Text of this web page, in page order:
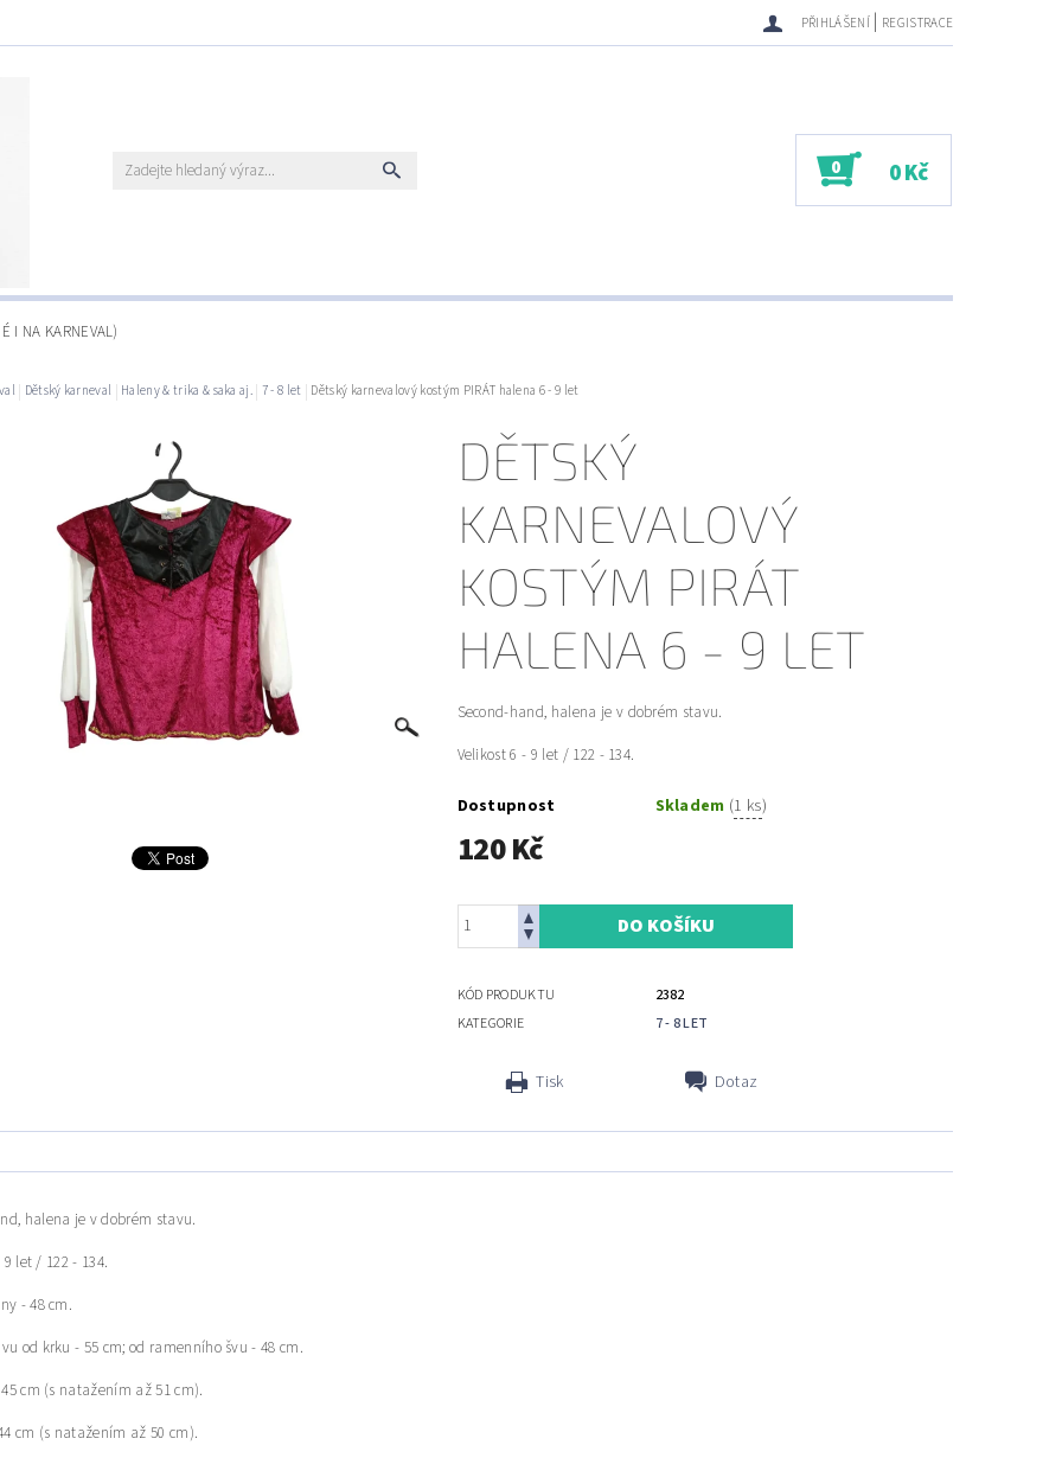
PŘIHLÁŠENÍ | REGISTRACE
0 0 Kč
I NA KARNEVAL)
Dětský karneval Haleny & trika & saka aj. 7 - 8 let Dětský karnevalový kostým PIRÁT halena 6 - 9 let
DĚTSKÝ
KARNEVALOVÝ
KOSTÝM PIRÁT
HALENA 6 - 9 LET
Second-hand, halena je v dobrém stavu.
Velikost 6 - 9 let / 122 - 134.
Dostupnost Skladem (1 ks)
120 Kč
KÓD PRODUKTU
2382
KATEGORIE
7 - 8 LET
Tisk Dotaz
halena je v dobrém stavu.
let / 122 - 134.
- 48 cm.
od krku - 55 cm; od ramenního švu - 48 cm.
cm (s natažením až 51 cm).
cm (s natažením až 50 cm).